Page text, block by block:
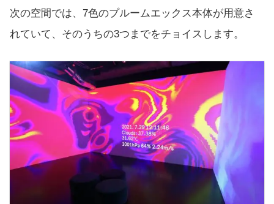
次の空間では、7色のプルームエックス本体が用意さ
れていて、そのうちの3つまでをチョイスします。